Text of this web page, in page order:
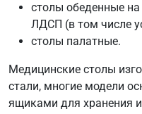
столы обеденные
ЛДСП (в том числе
столы палатные.
Медицинские столы
стали, многие модели
ящиками для хранения